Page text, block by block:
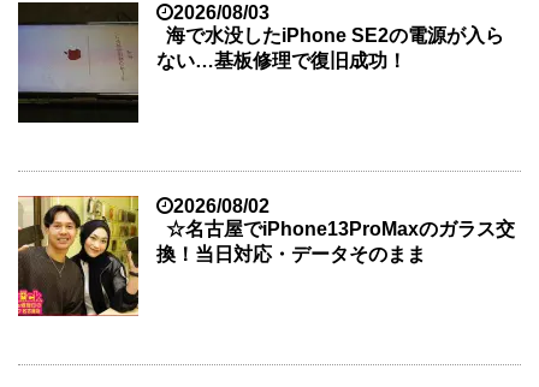
2026/08/03
海で水没したiPhone SE2の電源が入ら
ない…基板修理で復旧成功！
2026/08/02
☆名古屋でiPhone13ProMaxのガラス交
換！当日対応・データそのまま